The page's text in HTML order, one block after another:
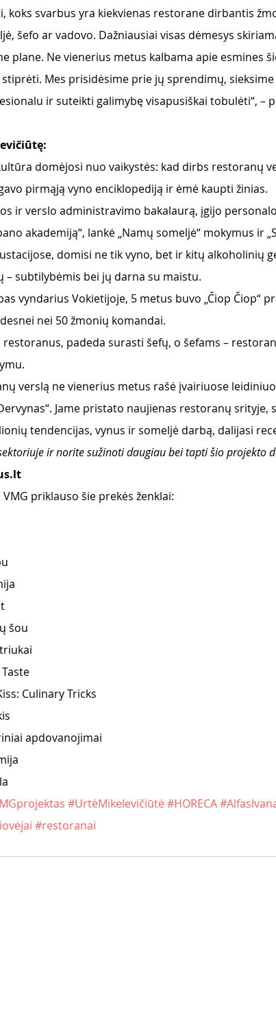
koks svarbus yra kiekvienas restorane dirbantis
šefo ar vadovo. Dažniausiai visas dėmesys
plane. Ne vienerius metus kalbama apie esmines
Mes prisidėsime prie jų sprendimų,
ir suteikti galimybę visapusiškai tobulėti“, –
domėjosi nuo vaikystės: kad dirbs restoranų
pirmąją vyno enciklopediją ir ėmė kaupti žinias.
ir verslo administravimo bakalaurą, įgijo
akademiją“, lankė „Namų someljė“ mokymus ir
domisi ne tik vyno, bet ir kitų alkoholinių
– subtilybėmis bei jų darna su maistu.
vyndarius Vokietijoje, 5 metus buvo „Čiop Čiop“
nei 50 žmonių komandai.
padeda surasti šefų, o šefams –
verslą ne vienerius metus rašė įvairiuose
Jame pristato naujienas restoranų srityje,
tendencijas, vynus ir someljė darbą, dalijasi
ir norite sužinoti daugiau bei tapti šio projekto
priklauso šie prekės ženklai:
šou
Culinary Tricks
apdovanojimai
#UrtėMikelevičiūtė #HORECA
#restoranai